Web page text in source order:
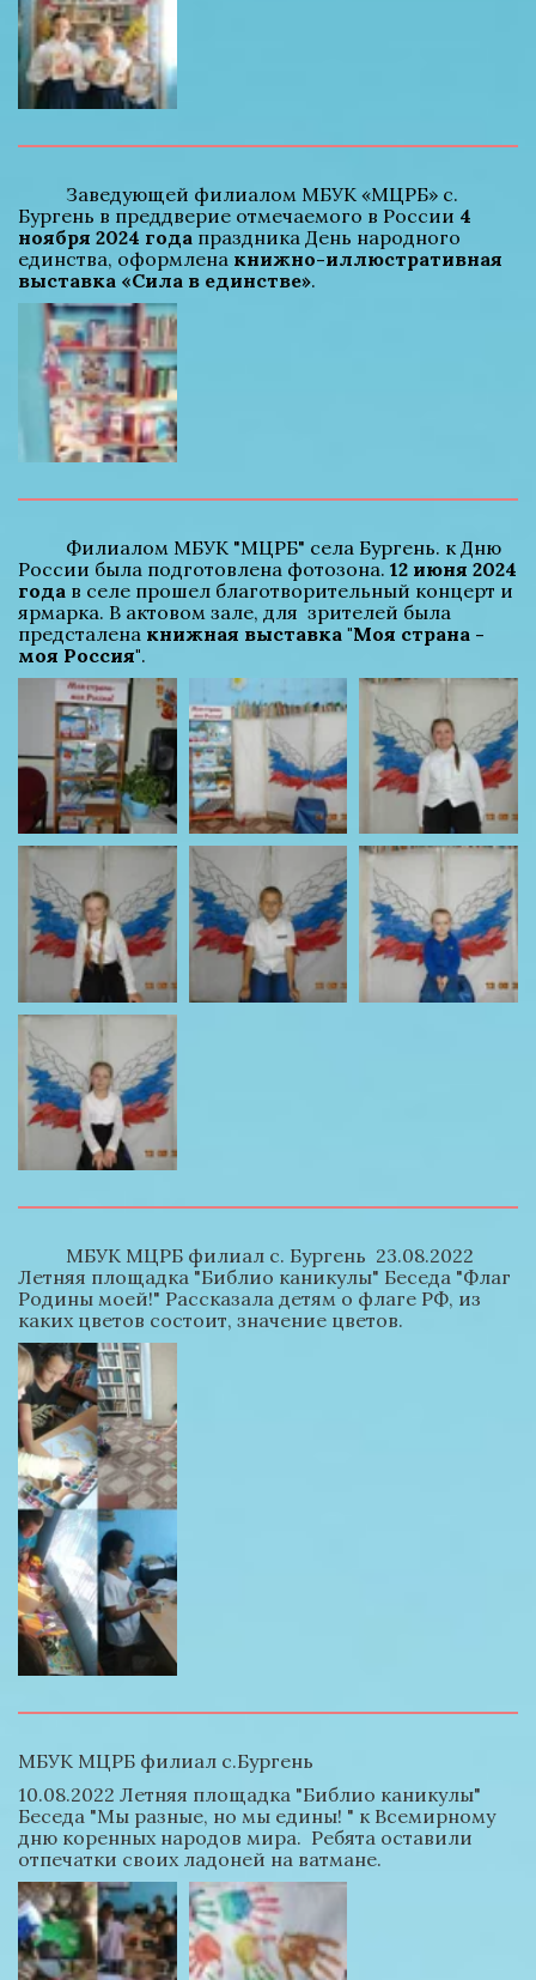
Бургень в преддверие отмечаемого в России 4
ноября 2024 года праздника День народного
единства, оформлена книжно-иллюстративная
выставка «Сила в единстве».
России была подготовлена фотозона. 12 июня 2024
года в селе прошел благотворительный концерт и
ярмарка. В актовом зале, для  зрителей была
предсталена книжная выставка "Моя страна -
моя Россия".
Летняя площадка "Библио каникулы" Беседа "Флаг
Родины моей!" Рассказала детям о флаге РФ, из
каких цветов состоит, значение цветов.
МБУК МЦРБ филиал с.Бургень
10.08.2022 Летняя площадка "Библио каникулы"
Беседа "Мы разные, но мы едины! " к Всемирному
дню коренных народов мира.  Ребята оставили
отпечатки своих ладоней на ватмане.